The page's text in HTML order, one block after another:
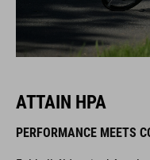
ATTAIN HPA
PERFORMANCE MEETS